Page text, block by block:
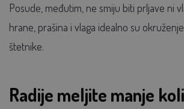
Posude, međutim, ne smiju biti prljave ni
hrane, prašina i vlaga idealno su
štetnike.
Radije meljite manje